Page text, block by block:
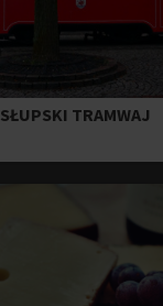
SŁUPSKI TRAMWAJ